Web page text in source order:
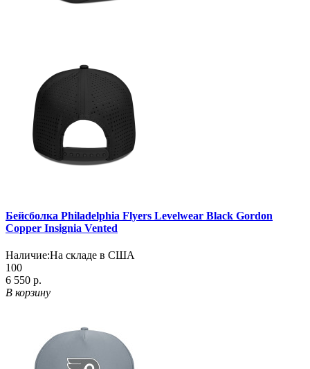
Бейсболка Philadelphia Flyers Levelwear Black Gordon
Copper Insignia Vented
Наличие:На складе в США
100
6 550 р.
В корзину